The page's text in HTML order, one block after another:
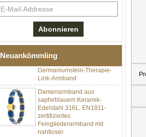
Neuankömmling
Herren-I-Links-Armband aus
schwarzem Zirkonoxid-
Keramik-Edelstahl 304,
316L-Doppeldruck-
Faltschließe, eingebettetes
Magnet- und
Link-Armband
Damenarmband aus
saphirblauem Keramik-
Edelstahl 316L, EN1811-
zertifiziertes
Feingliederarmband mit
nahtloser
Doppeldruckschließe